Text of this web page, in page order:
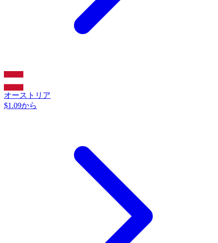
オーストリア
$1.09から